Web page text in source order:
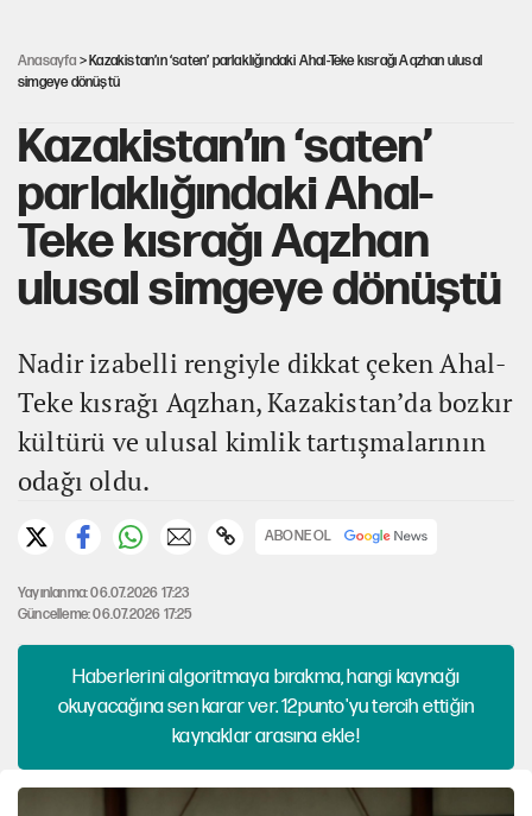
Anasayfa > Kazakistan’ın ‘saten’ parlaklığındaki Ahal-Teke kısrağı Aqzhan ulusal
simgeye dönüştü
Kazakistan’ın ‘saten’
parlaklığındaki Ahal-
Teke kısrağı Aqzhan
ulusal simgeye dönüştü
Nadir izabelli rengiyle dikkat çeken Ahal-
Teke kısrağı Aqzhan, Kazakistan’da bozkır
kültürü ve ulusal kimlik tartışmalarının
odağı oldu.
ABONE OL
Yayınlanma: 06.07.2026 17:23
Güncelleme: 06.07.2026 17:25
Haberlerini algoritmaya bırakma, hangi kaynağı
okuyacağına sen karar ver. 12punto'yu tercih ettiğin
kaynaklar arasına ekle!